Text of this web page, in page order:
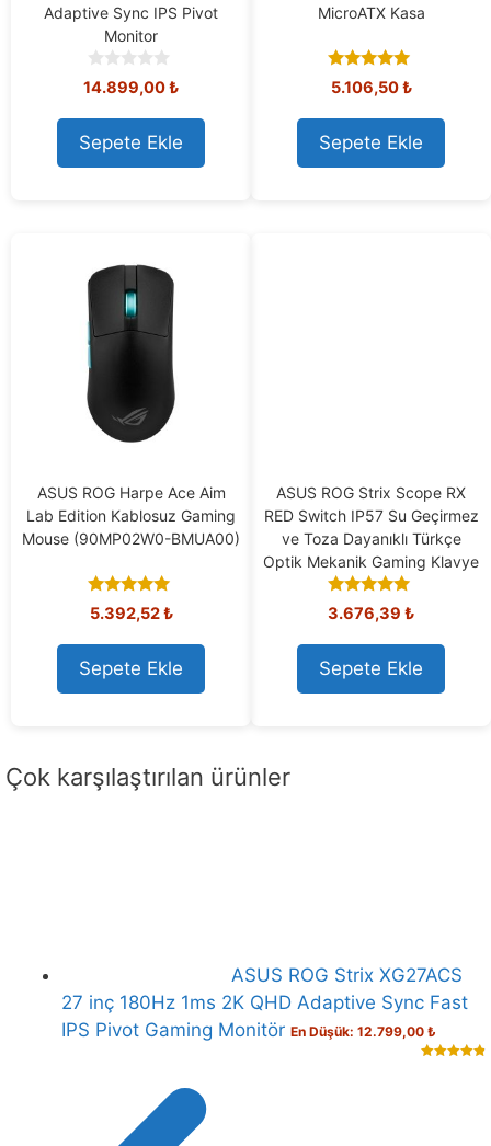
Adaptive Sync IPS Pivot
Monitor
0
o
u
t
o
f
14.899,00₺
Sepete Ekle
MicroATX Kasa
5.00
out of 5
5.106,50₺
Sepete Ekle
ASUS ROG Harpe Ace Aim
Lab Edition Kablosuz Gaming
Mouse (90MP02W0-BMUA00)
5.00
out of 5
5.392,52₺
Sepete Ekle
ASUS ROG Strix Scope RX
RED Switch IP57 Su Geçirmez
ve Toza Dayanıklı Türkçe
Optik Mekanik Gaming Klavye
4.94
out of 5
3.676,39 ₺
Sepete Ekle
Çok karşılaştırılan ürünler
ASUS ROG Strix XG27ACS
27 inç 180Hz 1ms 2K QHD Adaptive Sync Fast
IPS Pivot Gaming Monitör En Düşük: 12.799,00 ₺